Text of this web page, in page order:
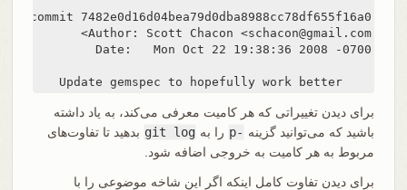
Author: Scott Chacon <schacon@gmail.com>
Date:   Mon Oct 22 19:38:36 2008 -0700
برای دیدن تغییراتی که هر کامیت معرفی می‌کند، به یاد داشته
باشید که می‌توانید گزینه -p را به git log بدهید تا تفاوت‌های
مربوط به هر کامیت به خروجی اضافه شود.
برای دیدن تفاوت کامل اینکه اگر این شاخه موضوعی را با